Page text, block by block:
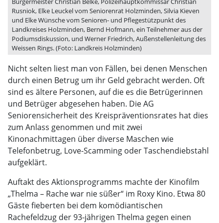
Rusniok, Elke Leuckel vom Seniorenrat Holzminden, Silvia Kieven
und Elke Wünsche vom Senioren- und Pflegestützpunkt des
Landkreises Holzminden, Bernd Hofmann, ein Teilnehmer aus der
Podiumsdiskussion, und Werner Friedrich, Außenstellenleitung des
Weissen Rings. (Foto: Landkreis Holzminden)
Nicht selten liest man von Fällen, bei denen Menschen
durch einen Betrug um ihr Geld gebracht werden. Oft
sind es ältere Personen, auf die es die Betrügerinnen
und Betrüger abgesehen haben. Die AG
Seniorensicherheit des Kreispräventionsrates hat dies
zum Anlass genommen und mit zwei
Kinonachmittagen über diverse Maschen wie
Telefonbetrug, Love-Scamming oder Taschendiebstahl
aufgeklärt.
Auftakt des Aktionsprogramms machte der Kinofilm
„Thelma – Rache war nie süßer“ im Roxy Kino. Etwa 80
Gäste fieberten bei dem komödiantischen
Rachefeldzug der 93-jährigen Thelma gegen einen